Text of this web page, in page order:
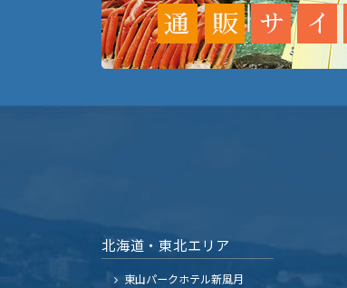
北海道・東北エリア
東山パークホテル新風月